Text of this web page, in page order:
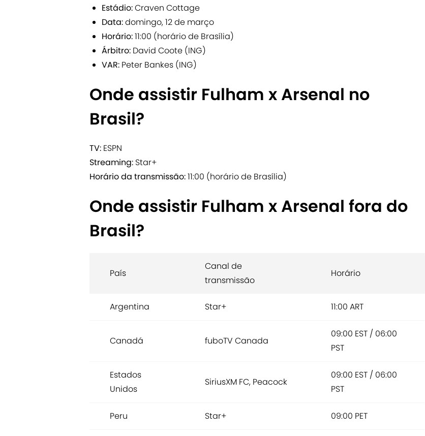
Estádio:Craven Cottage
Data:domingo, 12 de março
Horário:11:00 (horário de Brasília)
Árbitro: David Coote (ING)
VAR: Peter Bankes (ING)
Onde assistir Fulham x Arsenal no
Brasil?
TV: ESPN
Streaming: Star+
Horário da transmissão:11:00 (horário de Brasília)
Onde assistir Fulham x Arsenal fora do
Brasil?
País
Canal de
transmissão
Horário
Argentina Star+ 11:00 ART
Canadá fuboTV Canada
09:00 EST / 06:00
PST
Estados
Unidos
SiriusXM FC, Peacock
09:00 EST / 06:00
PST
Peru Star+ 09:00 PET